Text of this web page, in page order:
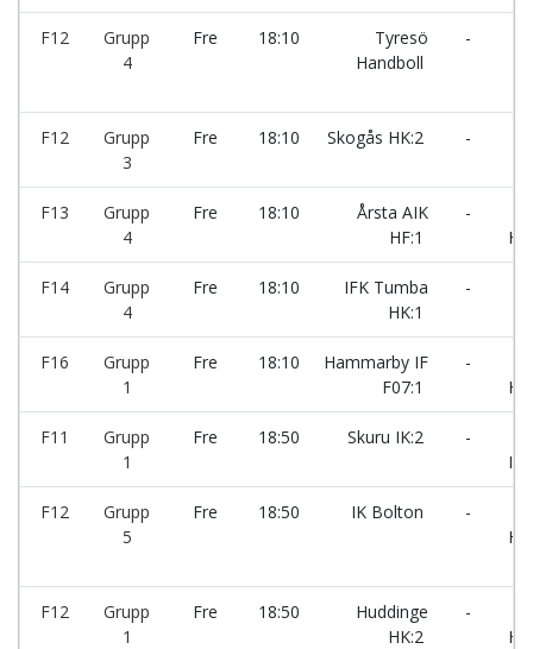
F12
Grupp
4
Fre 18:10
Tyresö
Handboll
-
F12
Grupp
3
Fre 18:10 Skogås HK:2 -
F13
Grupp
4
Fre 18:10
Årsta AIK
HF:1
-
F14
Grupp
4
Fre 18:10
IFK Tumba
HK:1
-
F16
Grupp
1
Fre 18:10
Hammarby IF
F07:1
-
F11
Grupp
1
Fre 18:50 Skuru IK:2 -
F12
Grupp
5
Fre 18:50 IK Bolton -
F12
Grupp
1
Fre 18:50
Huddinge
HK:2
-